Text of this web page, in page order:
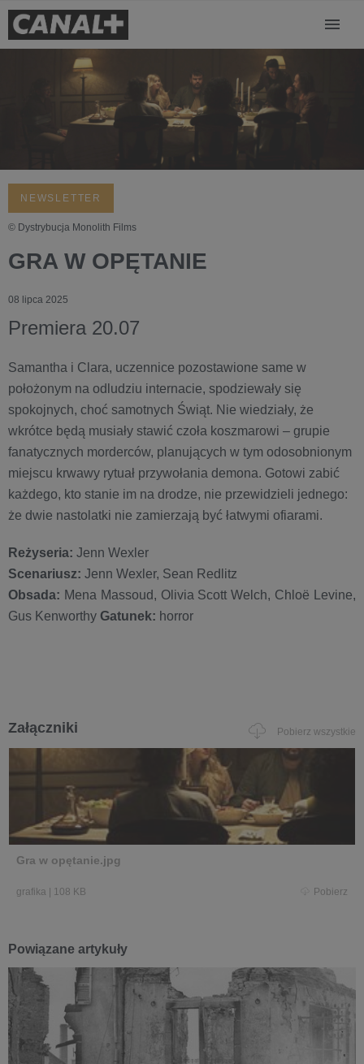
NEWSLETTER
© Dystrybucja Monolith Films
GRA W OPĘTANIE
08 lipca 2025
Premiera 20.07
Samantha i Clara, uczennice pozostawione same w
położonym na odludziu internacie, spodziewały się
spokojnych, choć samotnych Świąt. Nie wiedziały, że
wkrótce będą musiały stawić czoła koszmarowi – grupie
fanatycznych morderców, planujących w tym odosobnionym
miejscu krwawy rytuał przywołania demona. Gotowi zabić
każdego, kto stanie im na drodze, nie przewidzieli jednego:
że dwie nastolatki nie zamierzają być łatwymi ofiarami.
Reżyseria: Jenn Wexler
Scenariusz: Jenn Wexler, Sean Redlitz
Obsada: Mena Massoud, Olivia Scott Welch, Chloë Levine,
Gus Kenworthy Gatunek: horror
Załączniki Pobierz wszystkie
Gra w opętanie.jpg
grafika 108 KB Pobierz
Powiązane artykuły